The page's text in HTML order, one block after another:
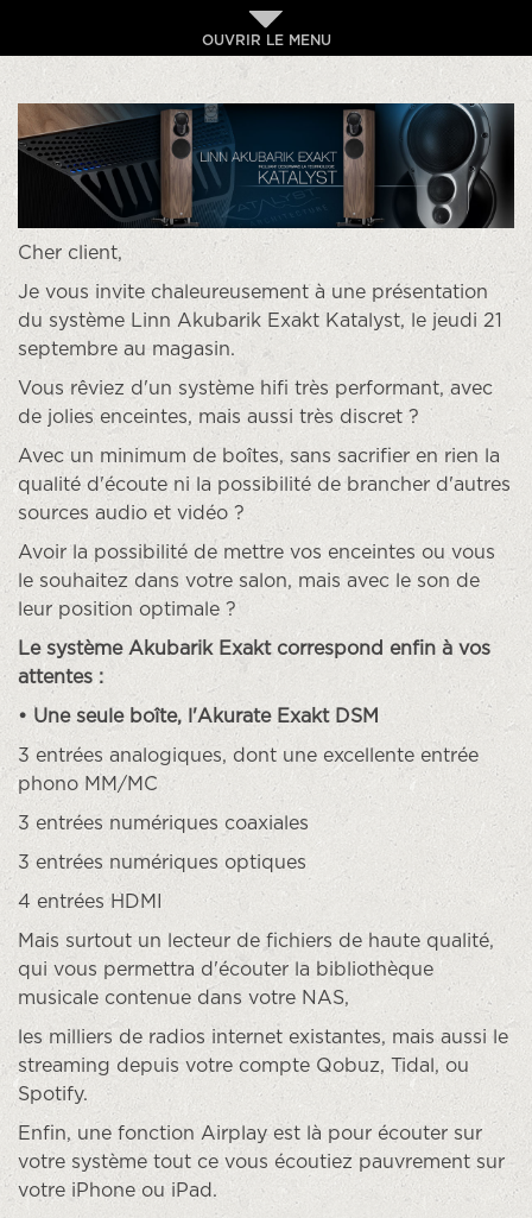
OUVRIR LE MENU
Cher client,
Je vous invite chaleureusement à une présentation
du système Linn Akubarik Exakt Katalyst, le jeudi 21
septembre au magasin.
Vous rêviez d'un système hifi très performant, avec
de jolies enceintes, mais aussi très discret ?
Avec un minimum de boîtes, sans sacrifier en rien la
qualité d'écoute ni la possibilité de brancher d'autres
sources audio et vidéo ?
Avoir la possibilité de mettre vos enceintes ou vous
le souhaitez dans votre salon, mais avec le son de
leur position optimale ?
Le système Akubarik Exakt correspond enfin à vos
attentes :
• Une seule boîte, l'Akurate Exakt DSM
3 entrées analogiques, dont une excellente entrée
phono MM/MC
3 entrées numériques coaxiales
3 entrées numériques optiques
4 entrées HDMI
Mais surtout un lecteur de fichiers de haute qualité,
qui vous permettra d'écouter la bibliothèque
musicale contenue dans votre NAS,
les milliers de radios internet existantes, mais aussi le
streaming depuis votre compte Qobuz, Tidal, ou
Spotify.
Enfin, une fonction Airplay est là pour écouter sur
votre système tout ce vous écoutiez pauvrement sur
votre iPhone ou iPad.